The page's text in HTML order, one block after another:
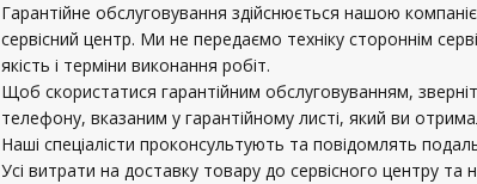
Гарантійне обслуговування здійснюється нашою
сервісний центр. Ми не передаємо техніку стороннім
якість і терміни виконання робіт.
Щоб скористатися гарантійним обслуговуванням,
телефону, вказаним у гарантійному листі, який ви
Наші спеціалісти проконсультують та повідомлять
Усі витрати на доставку товару до сервісного центру